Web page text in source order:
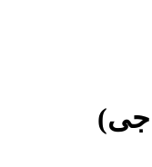
جی)